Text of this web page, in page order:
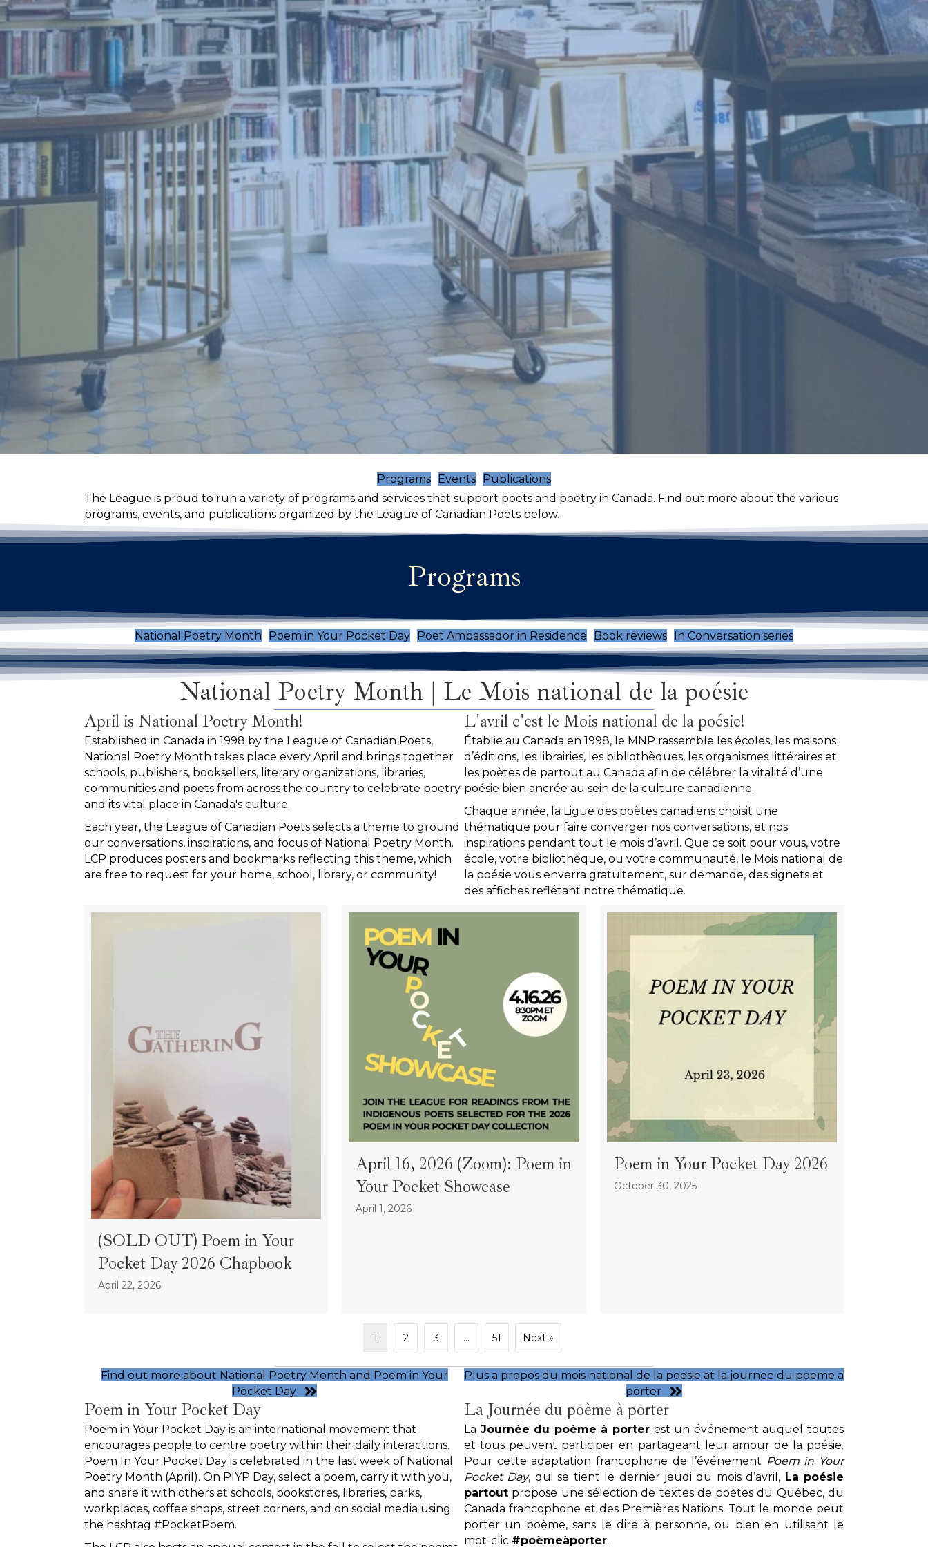
Programs Events Publications
The League is proud to run a variety of programs and services that support poets and poetry in Canada. Find out more about the various
programs, events, and publications organized by the League of Canadian Poets below.
Programs
National Poetry Month Poem in Your Pocket Day Poet Ambassador in Residence Book reviews In Conversation series
National Poetry Month | Le Mois national de la poésie
April is National Poetry Month!
Established in Canada in 1998 by the League of Canadian Poets,
National Poetry Month takes place every April and brings together
schools, publishers, booksellers, literary organizations, libraries,
communities and poets from across the country to celebrate poetry
and its vital place in Canada's culture.
Each year, the League of Canadian Poets selects a theme to ground
our conversations, inspirations, and focus of National Poetry Month.
LCP produces posters and bookmarks reflecting this theme, which
are free to request for your home, school, library, or community!
L'avril c'est le Mois national de la poésie!
Établie au Canada en 1998, le MNP rassemble les écoles, les maisons
d’éditions, les librairies, les bibliothèques, les organismes littéraires et
les poètes de partout au Canada afin de célébrer la vitalité d’une
poésie bien ancrée au sein de la culture canadienne.
Chaque année, la Ligue des poètes canadiens choisit une
thématique pour faire converger nos conversations, et nos
inspirations pendant tout le mois d’avril. Que ce soit pour vous, votre
école, votre bibliothèque, ou votre communauté, le Mois national de
la poésie vous enverra gratuitement, sur demande, des signets et
des affiches reflétant notre thématique.
(SOLD OUT) Poem in Your
Pocket Day 2026 Chapbook
April 22, 2026
April 16, 2026 (Zoom): Poem in
Your Pocket Showcase
April 1, 2026
Poem in Your Pocket Day 2026
October 30, 2025
1 2 3 … 51 Next »
Find out more about National Poetry Month and Poem in Your
Pocket Day
Plus a propos du mois national de la poesie at la journee du poeme a
porter
Poem in Your Pocket Day
Poem in Your Pocket Day is an international movement that
encourages people to centre poetry within their daily interactions.
Poem In Your Pocket Day is celebrated in the last week of National
Poetry Month (April). On PIYP Day, select a poem, carry it with you,
and share it with others at schools, bookstores, libraries, parks,
workplaces, coffee shops, street corners, and on social media using
the hashtag #PocketPoem.
La Journée du poème à porter
La Journée du poème à porter est un événement auquel toutes
et tous peuvent participer en partageant leur amour de la poésie.
Pour cette adaptation francophone de l’événement Poem in Your
Pocket Day, qui se tient le dernier jeudi du mois d’avril, La poésie
partout propose une sélection de textes de poètes du Québec, du
Canada francophone et des Premières Nations. Tout le monde peut
porter un poème, sans le dire à personne, ou bien en utilisant le
mot-clic #poèmeàporter.